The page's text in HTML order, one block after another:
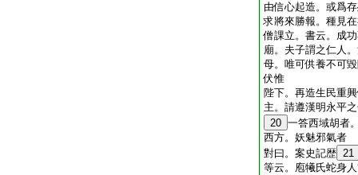
由信心起造。或爲
求將來勝報。種見
僧課立。書云。成
廟。夫子謂之仁人
母。唯可供養不可
伏惟
陛下。再造生民重
主。請遵漢明永平
20 一答西域胡者
西方。妖魅邪氣者
對曰。案史記歴 21
等云。庖犧氏蛇身